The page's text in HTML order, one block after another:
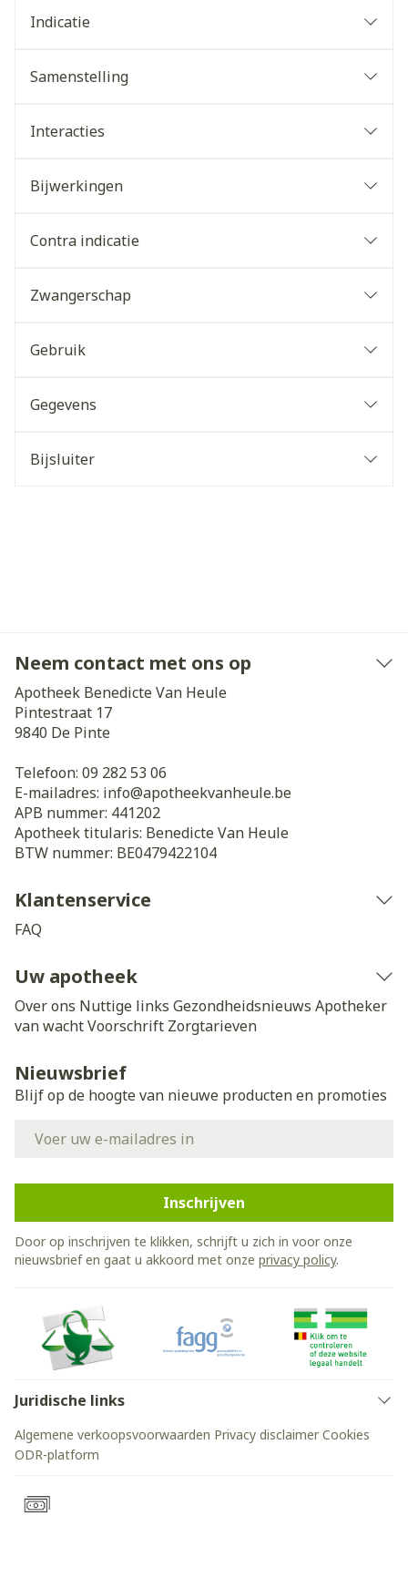
Indicatie
Samenstelling
Interacties
Bijwerkingen
Contra indicatie
Zwangerschap
Gebruik
Gegevens
Bijsluiter
Neem contact met ons op
Apotheek Benedicte Van Heule
Pintestraat 17
9840 De Pinte
Telefoon: 09 282 53 06
E-mailadres: info@apotheekvanheule.be
APB nummer: 441202
Apotheek titularis: Benedicte Van Heule
BTW nummer: BE0479422104
Klantenservice
FAQ
Uw apotheek
Over ons Nuttige links Gezondheidsnieuws Apotheker
van wachtVoorschrift Zorgtarieven
Nieuwsbrief
Blijf op de hoogte van nieuwe producten en promoties
Inschrijven
Door op inschrijven te klikken, schrijft u zich in voor onze
nieuwsbrief en gaat u akkoord met onze privacy policy.
Juridische links
Algemene verkoopsvoorwaarden Privacy disclaimer Cookies
ODR-platform